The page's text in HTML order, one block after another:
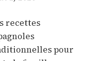
recettes
pour